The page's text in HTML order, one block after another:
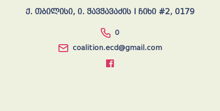
ქ. თბილისი, ი. ჭავჭავაძის I ჩიხი #2, 0179
0
coalition.ecd@gmail.com